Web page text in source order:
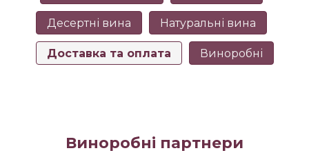
Десертні вина Натуральні вина
Доставка та оплата Виноробні
Виноробні партнери